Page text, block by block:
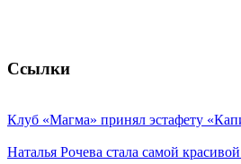
Ссылки
Клуб «Магма» принял эстафету
Наталья Рочева стала самой